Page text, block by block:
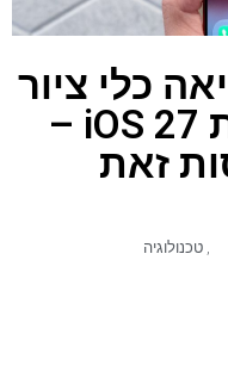
כלי ציור
מובנים להודעות iOS 27 –
זאת
טכנולוגיה